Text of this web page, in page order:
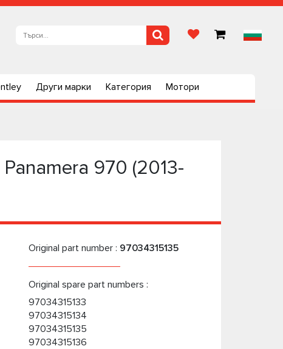
Други марки Категория Мотори
970 (2013-
Original part number : 97034315135
Original spare part numbers :
97034315133
97034315134
97034315135
97034315136